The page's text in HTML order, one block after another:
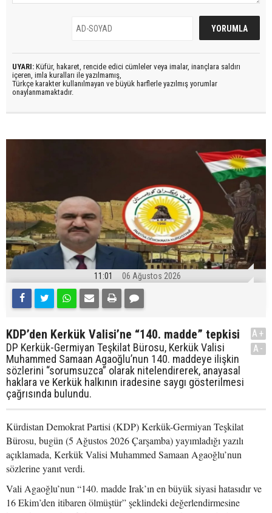
UYARI: Küfür, hakaret, rencide edici cümleler veya imalar, inançlara saldırı
içeren, imla kuralları ile yazılmamış,
Türkçe karakter kullanılmayan ve büyük harflerle yazılmış yorumlar
onaylanmamaktadır.
11:01 06 Ağustos 2026
KDP’den Kerkük Valisi’ne “140. madde” tepkisi
DP Kerkük-Germiyan Teşkilat Bürosu, Kerkük Valisi
Muhammed Samaan Agaoğlu’nun 140. maddeye ilişkin
sözlerini “sorumsuzca” olarak nitelendirerek, anayasal
haklara ve Kerkük halkının iradesine saygı gösterilmesi
çağrısında bulundu.
A+
A-
Kürdistan Demokrat Partisi (KDP) Kerkük-Germiyan Teşkilat
Bürosu, bugün (5 Ağustos 2026 Çarşamba) yayımladığı yazılı
açıklamada, Kerkük Valisi Muhammed Samaan Agaoğlu’nun
sözlerine yanıt verdi.
Vali Agaoğlu’nun “140. madde Irak’ın en büyük siyasi hatasıdır ve
16 Ekim’den itibaren ölmüştür” şeklindeki değerlendirmesine